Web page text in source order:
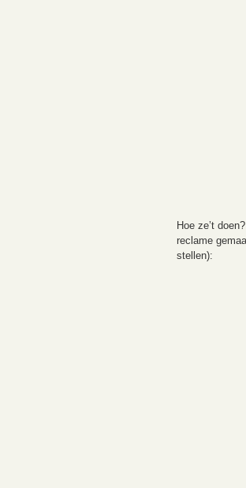
Hoe ze’t
reclame
stellen):